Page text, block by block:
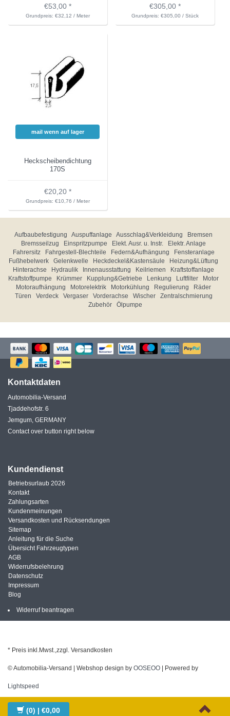
€53,00 *
Grundpreis: €32,12 / Meter
€305,00 *
Grundpreis: €305,00 / Stück
mail wenn auf lager
Heckscheibendichtung
170S
€20,20 *
Grundpreis: €10,76 / Meter
Aufbaubefestigung Auspuffanlage Ausschlag&Verkleidung
Bremsen
Bremsseilzug
Einspritzpumpe Elekt. Ausr. u. Instr.
Elektr. Anlage
Fahrersitz
Fahrgestell-Blechteile Federn&Aufhängung
Fensteranlage
Fußhebelwerk
Gelenkwelle Heckdeckel&Kastensäule
Heizung&Lüftung
Hinterachse
Hydraulik Innenausstattung Keilriemen
Kraftstoffanlage
Kraftstoffpumpe
Krümmer Kupplung&Getriebe Lenkung Luftfilter
Motor
Motoraufhängung
Motorelektrik Motorkühlung Regulierung
Räder
Türen
Verdeck Vergaser Vorderachse Wischer
Zentralschmierung
Zubehör
Ölpumpe
Kontaktdaten
Automobilia-Versand
Tjaddehofstr. 6
Jemgum, GERMANY
Contact over button right below
Kundendienst
Betriebsurlaub 2026
Kontakt
Zahlungsarten
Kundenmeinungen
Versandkosten und Rücksendungen
Sitemap
Anleitung für die Suche
Übersicht Fahrzeugtypen
AGB
Widerrufsbelehrung
Datenschutz
Impressum
Blog
Widerruf beantragen
* Preis inkl.Mwst.,zzgl. Versandkosten
© Automobilia-Versand | Webshop design by OOSEOO | Powered by
Lightspeed
(0) | €0,00